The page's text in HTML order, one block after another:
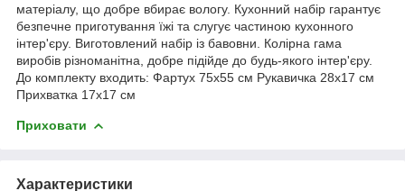
матеріалу, що добре вбирає вологу. Кухонний набір гарантує
безпечне приготування їжі та слугує частиною кухонного
інтер'єру. Виготовлений набір із бавовни. Колірна гама
виробів різноманітна, добре підійде до будь-якого інтер'єру.
До комплекту входить: Фартух 75х55 см Рукавичка 28x17 см
Прихватка 17x17 см
Приховати
Характеристики